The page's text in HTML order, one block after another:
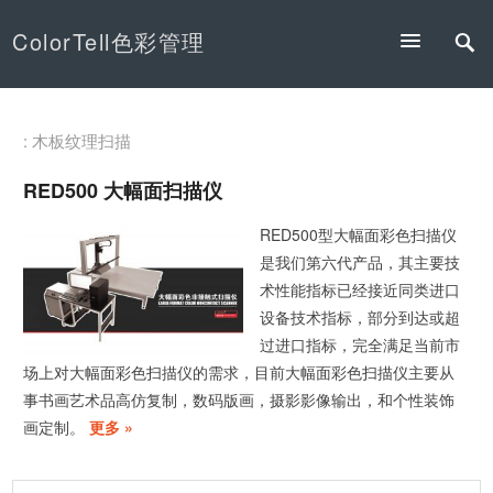
ColorTell色彩管理
: 木板纹理扫描
RED500 大幅面扫描仪
RED500型大幅面彩色扫描仪
是我们第六代产品，其主要技
术性能指标已经接近同类进口
设备技术指标，部分到达或超
过进口指标，完全满足当前市
场上对大幅面彩色扫描仪的需求，目前大幅面彩色扫描仪主要从
事书画艺术品高仿复制，数码版画，摄影影像输出，和个性装饰
画定制。
更多 »